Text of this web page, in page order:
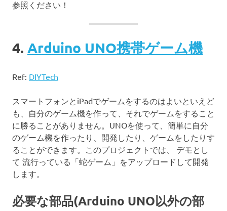
参照ください！
4. Arduino UNO携帯ゲーム機
Ref: DIYTech
スマートフォンとiPadでゲームをするのはよいといえど
も、自分のゲーム機を作って、それでゲームをすること
に勝ることがありません。UNOを使って、簡単に自分
のゲーム機を作ったり、開発したり、ゲームをしたりす
ることができます。このプロジェクトでは、 デモとし
て 流行っている「蛇ゲーム」をアップロードして開発
します。
必要な部品(Arduino UNO以外の部